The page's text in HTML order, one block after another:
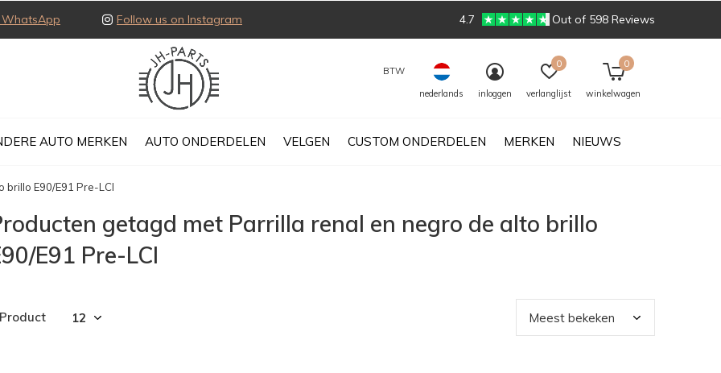
AUTO MERKEN AUTO ONDERDELEN VELGEN CUSTOM ONDERDELEN MERKEN NIEUWS
BTW
nederlands
inloggen verlanglijst
0
winkelwagen
0
Follow us on Instagram 4.7 Out of 598 Reviews
E90/E91 Pre-LCI
getagd met Parrilla renal en negro de alto brillo
E91 Pre-LCI